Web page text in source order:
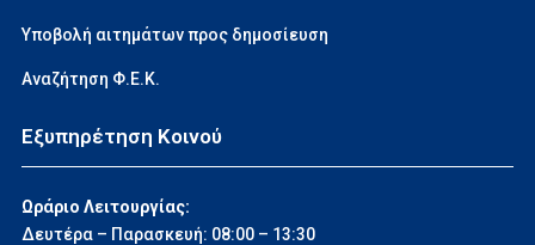
Υποβολή αιτημάτων προς δημοσίευση
Αναζήτηση Φ.Ε.Κ.
Εξυπηρέτηση Κοινού
Ωράριο Λειτουργίας:
Δευτέρα – Παρασκευή: 08:00 – 13:30